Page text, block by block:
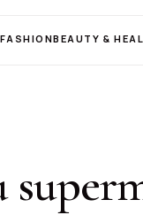
FASHIONBEAUTY &